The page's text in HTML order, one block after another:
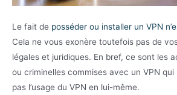
Le fait de posséder ou installer un VPN
Cela ne vous exonère toutefois pas de
légales et juridiques. En bref, ce sont les
ou criminelles commises avec un VPN
pas l’usage du VPN en lui-même.